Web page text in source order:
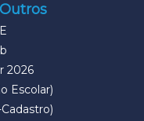
2026
Escolar)